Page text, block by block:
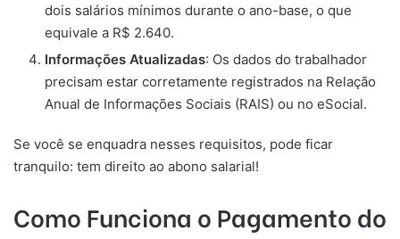
dois salários mínimos durante o ano-base, o que
equivale a R$ 2.640.
Informações Atualizadas: Os dados do trabalhador
precisam estar corretamente registrados na Relação
Anual de Informações Sociais (RAIS) ou no eSocial.
Se você se enquadra nesses requisitos, pode ficar
tranquilo: tem direito ao abono salarial!
Como Funciona o Pagamento do